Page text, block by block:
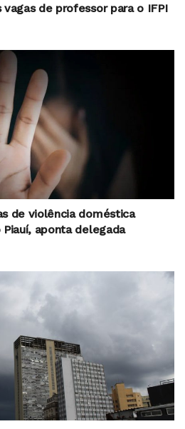
de professor para o IFPI
de violência doméstica
aponta delegada